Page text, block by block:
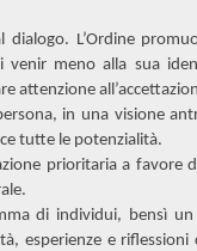
dialogo. L’Ordine
venir meno alla sua
attenzione
in una visione
tutte le potenzialità.
prioritaria a
di individui, bensì
esperienze e